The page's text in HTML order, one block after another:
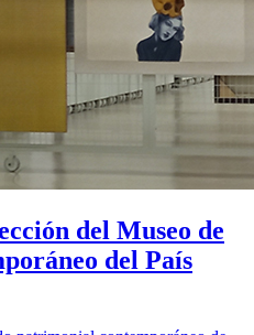
del Museo de
del País